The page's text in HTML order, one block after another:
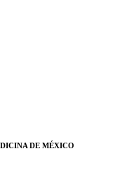
DE MÉXICO